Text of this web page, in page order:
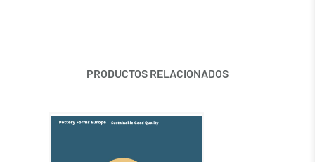
PRODUCTOS RELACIONADOS